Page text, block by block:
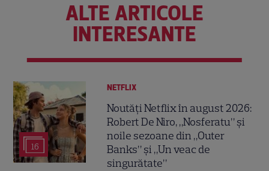
ALTE ARTICOLE
INTERESANTE
16
NETFLIX
Noutăți Netflix în august 2026:
Robert De Niro, „Nosferatu” și
noile sezoane din „Outer
Banks” și „Un veac de
singurătate”